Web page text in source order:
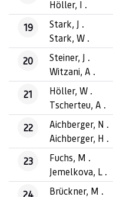
Höller, I .
19
Stark, J .
Stark, W .
20
Steiner, J .
Witzani, A .
21
Höller, W .
Tscherteu, A .
22
Aichberger, N .
Aichberger, H .
23
Fuchs, M .
Jemelkova, L .
24 Brückner, M .